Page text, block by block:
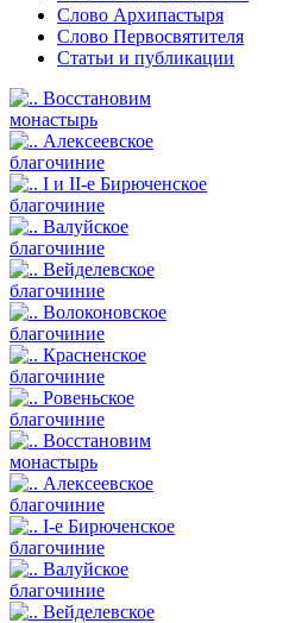
Слово Архипастыря
Слово Первосвятителя
Статьи и публикации
Восстановим
монастырь
Алексеевское
благочиние
I и II-е Бирюченское
благочиние
Валуйское
благочиние
Вейделевское
благочиние
Волоконовское
благочиние
Красненское
благочиние
Ровеньское
благочиние
Восстановим
монастырь
Алексеевское
благочиние
I-е Бирюченское
благочиние
Валуйское
благочиние
Вейделевское